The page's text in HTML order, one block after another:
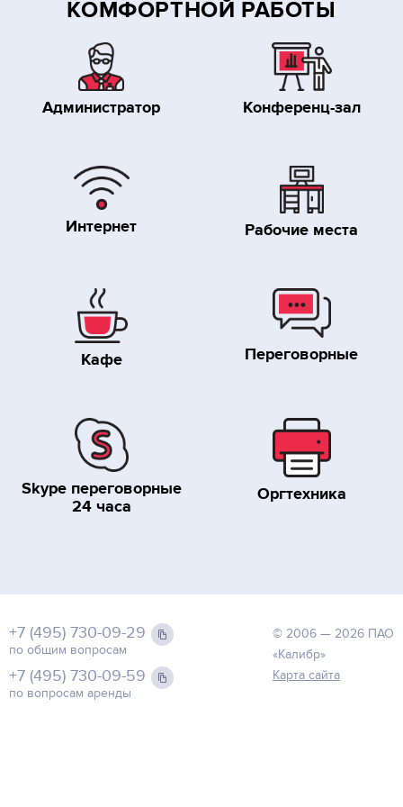
КОМФОРТНОЙ РАБОТЫ
Администратор Конференц-зал
Интернет Рабочие места
Кафе Переговорные
Skype переговорные
24 часа
Оргтехника
+7 (495) 730-09-29
по общим вопросам
+7 (495) 730-09-59
по вопросам аренды
© 2006 — 2026 ПАО
«Калибр»
Карта сайта